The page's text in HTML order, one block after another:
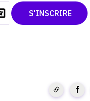
S'INSCRIRE
TWITTER
PINTEREST